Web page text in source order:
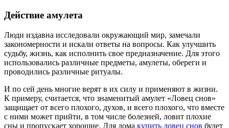
Действие амулета
Люди издавна исследовали окружающий мир, замечали
закономерности и искали ответы на вопросы. Как улучшить
судьбу, жизнь, как исполнить свое предназначение. Для этого
использовались различные предметы, амулеты, обереги и
проводились различные ритуалы.
И по сей день многие верят в их силу и применяют в жизни.
К примеру, считается, что знаменитый амулет «Ловец снов»
защищает от всего плохого, духов, и всего плохого, что вместе
с ними может прийти, в том числе болезней, ловит плохие
сны и пропускает хорошие. Для дома купить ловец снов будет